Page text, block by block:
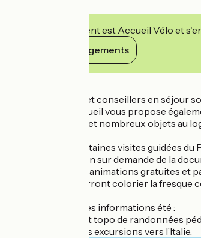
Cet établissement est Accueil Vélo et
Voir ses engagements
Nos conseillères et conseillers en séjour
Notre service accueil vous propose
- Vente d’affiches et nombreux objets au
- Inscription à certaines visites guidées du
- Mise à disposition sur demande de la
- Inscriptions aux animations gratuites et
- Les enfants pourront colorier la fresque
A cela s'ajoutent les informations été :
- Vente de carte et topo de randonnées
- Réservations des excursions vers l’Italie.